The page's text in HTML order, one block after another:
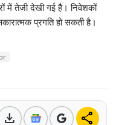
में तेजी देखी गई है। निवेशकों
प्रगति हो सकती है।
Public Figure • 11 Jun,
download share